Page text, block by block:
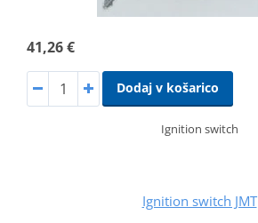
41,26 €
Dodaj v košarico
Ignition switch
Ignition switch JMT